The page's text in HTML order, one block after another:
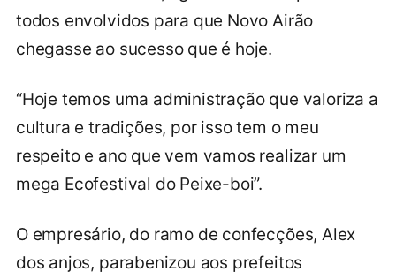
todos envolvidos para que Novo Airão
chegasse ao sucesso que é hoje.
“Hoje temos uma administração que valoriza a
cultura e tradições, por isso tem o meu
respeito e ano que vem vamos realizar um
mega Ecofestival do Peixe-boi”.
O empresário, do ramo de confecções, Alex
dos anjos, parabenizou aos prefeitos